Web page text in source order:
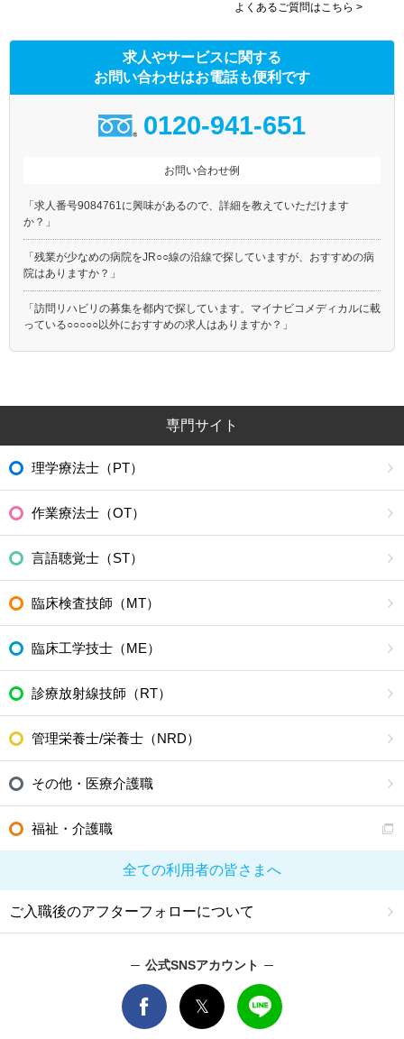
よくあるご質問はこちら >
求人やサービスに関する
お問い合わせはお電話も便利です
0120-941-651
お問い合わせ例
「求人番号9084761に興味があるので、詳細を教えていただけます
か？」
「残業が少なめの病院をJR○○線の沿線で探していますが、おすすめの病
院はありますか？」
「訪問リハビリの募集を都内で探しています。マイナビコメディカルに載
っている○○○○○以外におすすめの求人はありますか？」
専門サイト
理学療法士（PT）
作業療法士（OT）
言語聴覚士（ST）
臨床検査技師（MT）
臨床工学技士（ME）
診療放射線技師（RT）
管理栄養士/栄養士（NRD）
その他・医療介護職
福祉・介護職
全ての利用者の皆さまへ
ご入職後のアフターフォローについて
公式SNSアカウント